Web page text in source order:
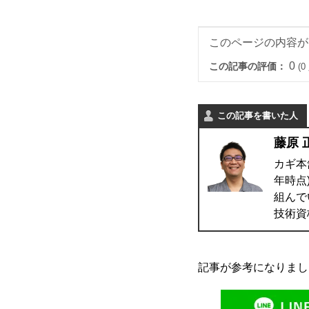
このページの内容
この記事の評価： 0 (0
この記事を書いた人
藤原
カギ
年時
組ん
技術
記事が参考になりま